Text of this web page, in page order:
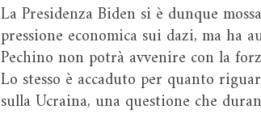
La Presidenza Biden si è dunque
pressione economica sui dazi, ma ha
Pechino non potrà avvenire con la
Lo stesso è accaduto per quanto
sulla Ucraina, una questione che